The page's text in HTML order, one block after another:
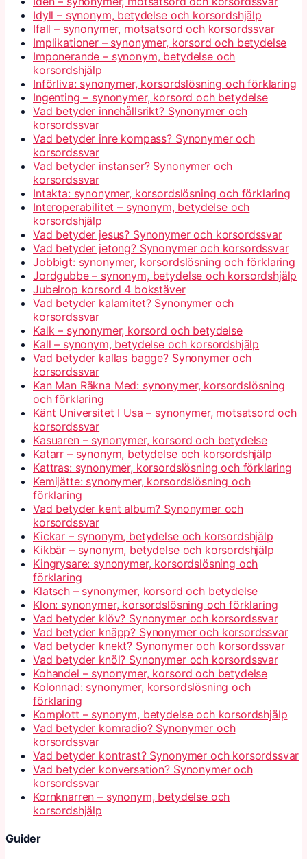
Idyll – synonym, betydelse och korsordshjälp
Ifall – synonymer, motsatsord och korsordssvar
Implikationer – synonymer, korsord och betydelse
Imponerande – synonym, betydelse och
korsordshjälp
Införliva: synonymer, korsordslösning och förklaring
Ingenting – synonymer, korsord och betydelse
Vad betyder innehållsrikt? Synonymer och
korsordssvar
Vad betyder inre kompass? Synonymer och
korsordssvar
Vad betyder instanser? Synonymer och
korsordssvar
Intakta: synonymer, korsordslösning och förklaring
Interoperabilitet – synonym, betydelse och
korsordshjälp
Vad betyder jesus? Synonymer och korsordssvar
Vad betyder jetong? Synonymer och korsordssvar
Jobbigt: synonymer, korsordslösning och förklaring
Jordgubbe – synonym, betydelse och korsordshjälp
Jubelrop korsord 4 bokstäver
Vad betyder kalamitet? Synonymer och
korsordssvar
Kalk – synonymer, korsord och betydelse
Kall – synonym, betydelse och korsordshjälp
Vad betyder kallas bagge? Synonymer och
korsordssvar
Kan Man Räkna Med: synonymer, korsordslösning
och förklaring
Känt Universitet I Usa – synonymer, motsatsord och
korsordssvar
Kasuaren – synonymer, korsord och betydelse
Katarr – synonym, betydelse och korsordshjälp
Kattras: synonymer, korsordslösning och förklaring
Kemijätte: synonymer, korsordslösning och
förklaring
Vad betyder kent album? Synonymer och
korsordssvar
Kickar – synonym, betydelse och korsordshjälp
Kikbär – synonym, betydelse och korsordshjälp
Kingrysare: synonymer, korsordslösning och
förklaring
Klatsch – synonymer, korsord och betydelse
Klon: synonymer, korsordslösning och förklaring
Vad betyder klöv? Synonymer och korsordssvar
Vad betyder knäpp? Synonymer och korsordssvar
Vad betyder knekt? Synonymer och korsordssvar
Vad betyder knöl? Synonymer och korsordssvar
Kohandel – synonymer, korsord och betydelse
Kolonnad: synonymer, korsordslösning och
förklaring
Komplott – synonym, betydelse och korsordshjälp
Vad betyder komradio? Synonymer och
korsordssvar
Vad betyder kontrast? Synonymer och korsordssvar
Vad betyder konversation? Synonymer och
korsordssvar
Kornknarren – synonym, betydelse och
korsordshjälp
Guider